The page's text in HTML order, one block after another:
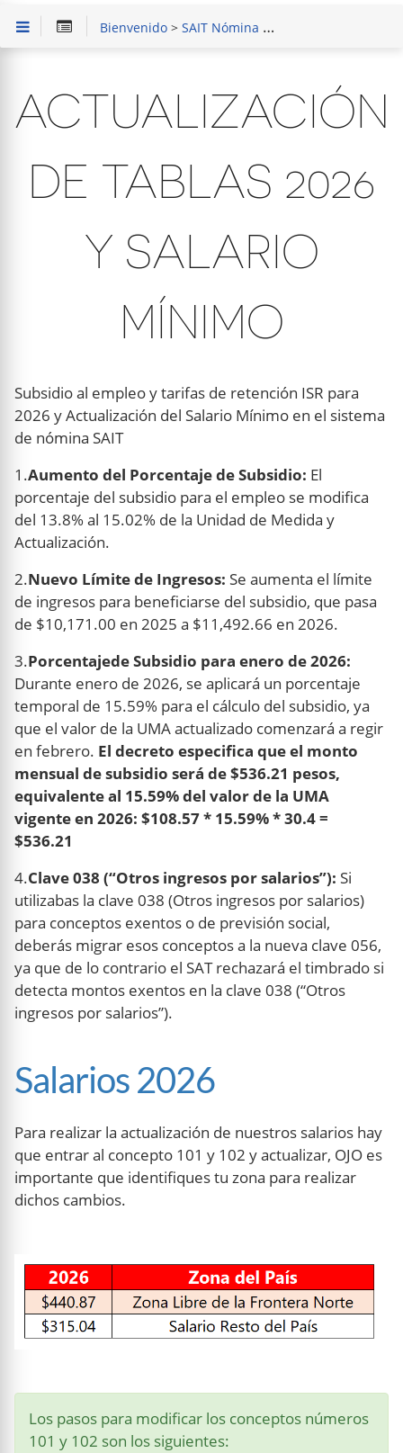
Bienvenido> SAIT Nómina
ACTUALIZACIÓN
DE TABLAS 2026
Y SALARIO
MÍNIMO
Subsidio al empleo y tarifas de retención ISR para
2026 y Actualización del Salario Mínimo en el sistema
de nómina SAIT
1.Aumento del Porcentaje de Subsidio: El
porcentaje del subsidio para el empleo se modifica
del 13.8% al 15.02% de la Unidad de Medida y
Actualización.
2.Nuevo Límite de Ingresos: Se aumenta el límite
de ingresos para beneficiarse del subsidio, que pasa
de $10,171.00 en 2025 a $11,492.66 en 2026.
3.Porcentajede Subsidio para enero de 2026:
Durante enero de 2026, se aplicará un porcentaje
temporal de 15.59% para el cálculo del subsidio, ya
que el valor de la UMA actualizado comenzará a regir
en febrero. El decreto especifica que el monto
mensual de subsidio será de $536.21 pesos,
equivalente al 15.59% del valor de la UMA
vigente en 2026: $108.57 * 15.59% * 30.4 =
$536.21
4.Clave 038 (“Otros ingresos por salarios”): Si
utilizabas la clave 038 (Otros ingresos por salarios)
para conceptos exentos o de previsión social,
deberás migrar esos conceptos a la nueva clave 056,
ya que de lo contrario el SAT rechazará el timbrado si
detecta montos exentos en la clave 038 (“Otros
ingresos por salarios”).
Salarios 2026
Para realizar la actualización de nuestros salarios hay
que entrar al concepto 101 y 102 y actualizar, OJO es
importante que identifiques tu zona para realizar
dichos cambios.
Los pasos para modificar los conceptos números
101 y 102 son los siguientes: